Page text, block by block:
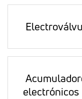
electrónicos